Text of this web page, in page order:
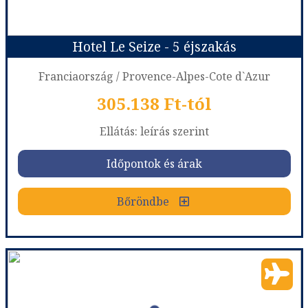
Időpont: 2027-01-29 | 3 éj
már 299.978 Ft-tól
Időpontok és árak
Bőröndbe
Hotel Le Seize - 5 éjszakás
Franciaország / Provence-Alpes-Cote d`Azur
305.138 Ft-tól
Ellátás: leírás szerint
Időpontok és árak
Bőröndbe
Hotel Le Seize - 5 éjszakás
Franciaország